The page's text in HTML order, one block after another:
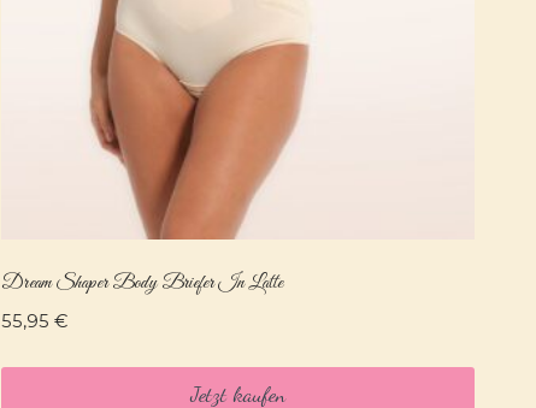
Dream Shaper Body Briefer In Latte
55,95€
Jetzt kaufen